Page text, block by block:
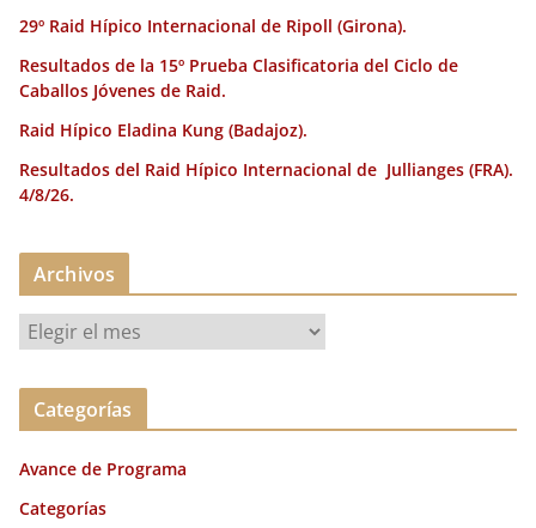
29º Raid Hípico Internacional de Ripoll (Girona).
Resultados de la 15º Prueba Clasificatoria del Ciclo de
Caballos Jóvenes de Raid.
Raid Hípico Eladina Kung (Badajoz).
Resultados del Raid Hípico Internacional de Jullianges (FRA).
4/8/26.
Archivos
c
v
o
Categorías
Avance de Programa
Categorías